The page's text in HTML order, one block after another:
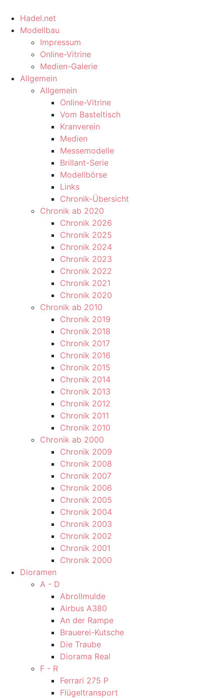
Hadel.net
Modellbau
Impressum
Online-Vitrine
Medien-Galerie
Allgemein
Allgemein
Online-Vitrine
Vom Basteltisch
Kranverein
Medien
Messemodelle
Brillant-Serie
Modellbörse
Links
Chronik-Übersicht
Chronik ab 2020
Chronik 2026
Chronik 2025
Chronik 2024
Chronik 2023
Chronik 2022
Chronik 2021
Chronik 2020
Chronik ab 2010
Chronik 2019
Chronik 2018
Chronik 2017
Chronik 2016
Chronik 2015
Chronik 2014
Chronik 2013
Chronik 2012
Chronik 2011
Chronik 2010
Chronik ab 2000
Chronik 2009
Chronik 2008
Chronik 2007
Chronik 2006
Chronik 2005
Chronik 2004
Chronik 2003
Chronik 2002
Chronik 2001
Chronik 2000
Dioramen
A - D
Abrollmulde
Airbus A380
An der Rampe
Brauerei-Kutsche
Die Traube
Diorama Real
F - R
Ferrari 275 P
Flügeltransport